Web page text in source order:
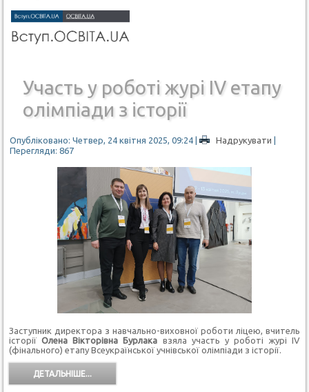
Участь у роботі журі IV етапу
олімпіади з історії
Опубліковано: Четвер, 24 квітня 2025, 09:24 | Надрукувати |
Перегляди: 867
Заступник директора з навчально-виховної роботи ліцею, вчитель
історіїОлена Вікторівна Бурлака взяла участь у роботі журі IV
(фінального) етапу Всеукраїнської учнівської олімпіади з історії.
ДЕТАЛЬНІШЕ...